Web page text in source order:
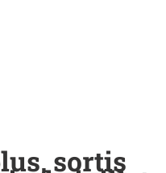
sortis